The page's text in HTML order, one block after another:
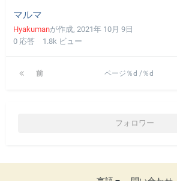
マルマ
Hyakumanが作成, 2021年 10月 9日
0 応答 1.8k ビュー
前 ページ％d /％d
フォロワー